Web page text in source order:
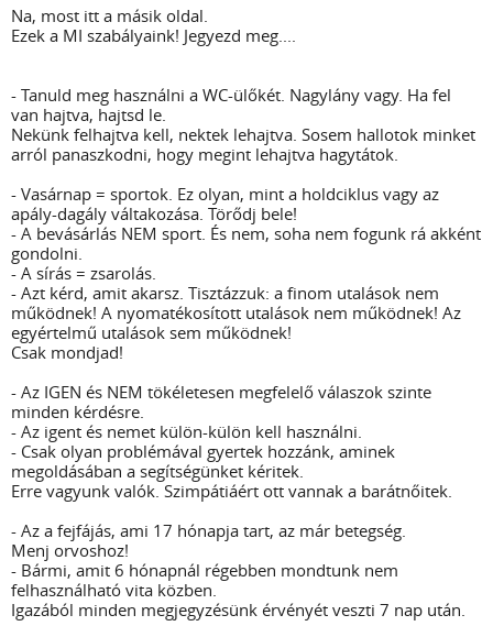
Na, most itt a másik oldal.
Ezek a MI szabályaink! Jegyezd meg....
- Tanuld meg használni a WC-ülőkét. Nagylány vagy. Ha fel
van hajtva, hajtsd le.
Nekünk felhajtva kell, nektek lehajtva. Sosem hallotok minket
arról panaszkodni, hogy megint lehajtva hagytátok.
- Vasárnap = sportok. Ez olyan, mint a holdciklus vagy az
apály-dagály váltakozása. Törődj bele!
- A bevásárlás NEM sport. És nem, soha nem fogunk rá akként
gondolni.
- A sírás = zsarolás.
- Azt kérd, amit akarsz. Tisztázzuk: a finom utalások nem
működnek! A nyomatékosított utalások nem működnek! Az
egyértelmű utalások sem működnek!
Csak mondjad!
- Az IGEN és NEM tökéletesen megfelelő válaszok szinte
minden kérdésre.
- Az igent és nemet külön-külön kell használni.
- Csak olyan problémával gyertek hozzánk, aminek
megoldásában a segítségünket kéritek.
Erre vagyunk valók. Szimpátiáért ott vannak a barátnőitek.
- Az a fejfájás, ami 17 hónapja tart, az már betegség.
Menj orvoshoz!
- Bármi, amit 6 hónapnál régebben mondtunk nem
felhasználható vita közben.
Igazából minden megjegyzésünk érvényét veszti 7 nap után.